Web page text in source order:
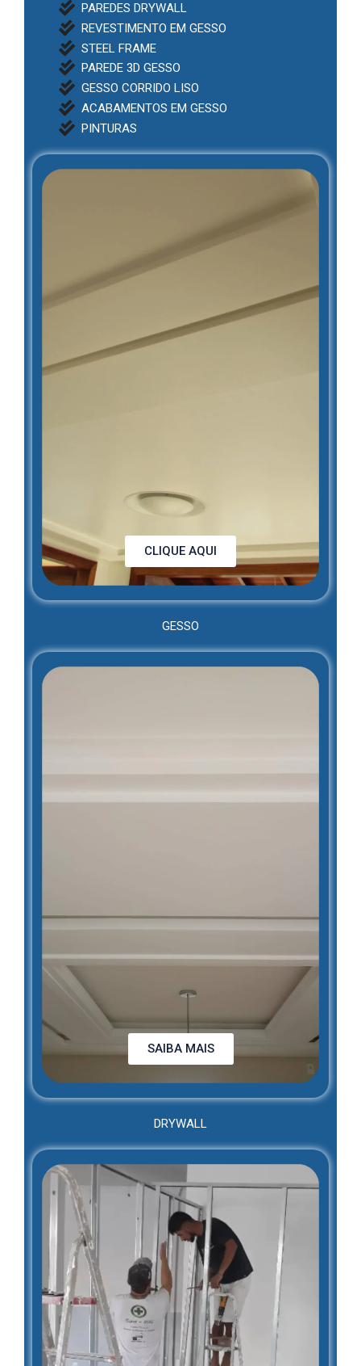
PAREDES DRYWALL
REVESTIMENTO EM GESSO
STEEL FRAME
PAREDE 3D GESSO
GESSO CORRIDO LISO
ACABAMENTOS EM GESSO
PINTURAS
CLIQUE AQUI
GESSO
SAIBA MAIS
DRYWALL